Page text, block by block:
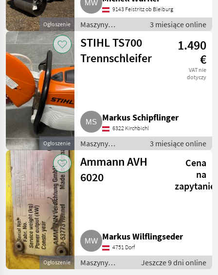
Ogłoszenie
9143 Feistritz ob Bleiburg
Maszyny
budowlane /
Drobny sprzęt
3 miesiące online
Ogłoszenie
STIHL TS700
Trennschleifer
1.490
€
VAT nie
dotyczy
Markus Schipflinger
6322 Kirchbichl
Maszyny
budowlane /
Drobny sprzęt
3 miesiące online
Ogłoszenie
Ammann AVH
6020
Cena
na
zapytanie
Markus Wilflingseder
4751 Dorf
Maszyny
budowlane /
Jeszcze 9 dni online